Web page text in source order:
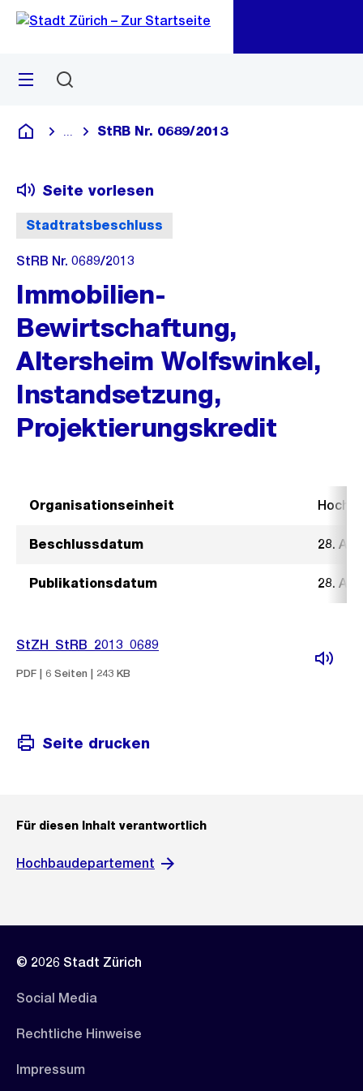
Navigation
Sprunglink
Menü
Deutsch
Blende alle Breadcrumbs ein
StRB Nr. 0689/2013
Stadtratsbeschluss
Seite vorlesen
StRB Nr. 0689/2013
Immobilien-
Bewirtschaftung,
Altersheim Wolfswinkel,
Instandsetzung,
Projektierungskredit
Organisationseinheit
Beschlussdatum 28.
Publikationsdatum 28.
StZH_StRB_2013_0689
PDF | 6 Seiten | 243 KB
Seite drucken
Für diesen Inhalt verantwortlich
Hochbaudepartement
© 2026 Stadt Zürich
Social Media
Rechtliche Hinweise
Impressum